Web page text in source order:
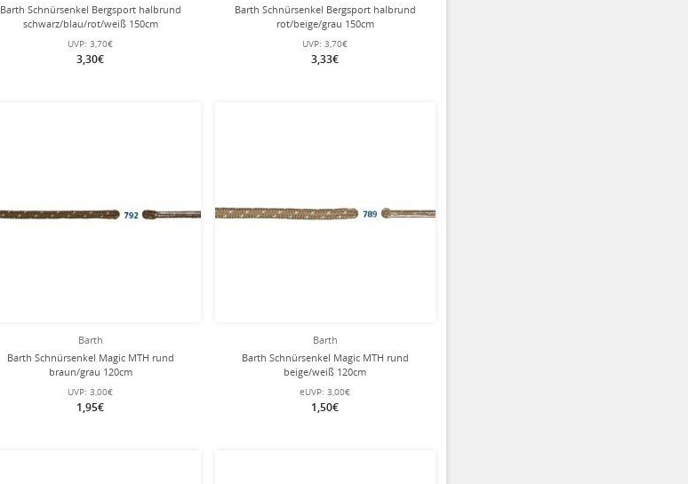
Barth Schnürsenkel Bergsport halbrund
schwarz/blau/rot/weiß 150cm
UVP: 3,70€
3,30€
Barth Schnürsenkel Bergsport halbrund
rot/beige/grau 150cm
UVP: 3,70€
3,33€
Barth
Barth Schnürsenkel Magic MTH rund
braun/grau 120cm
UVP: 3,00€
1,95€
Barth
Barth Schnürsenkel Magic MTH rund
beige/weiß 120cm
eUVP: 3,00€
1,50€